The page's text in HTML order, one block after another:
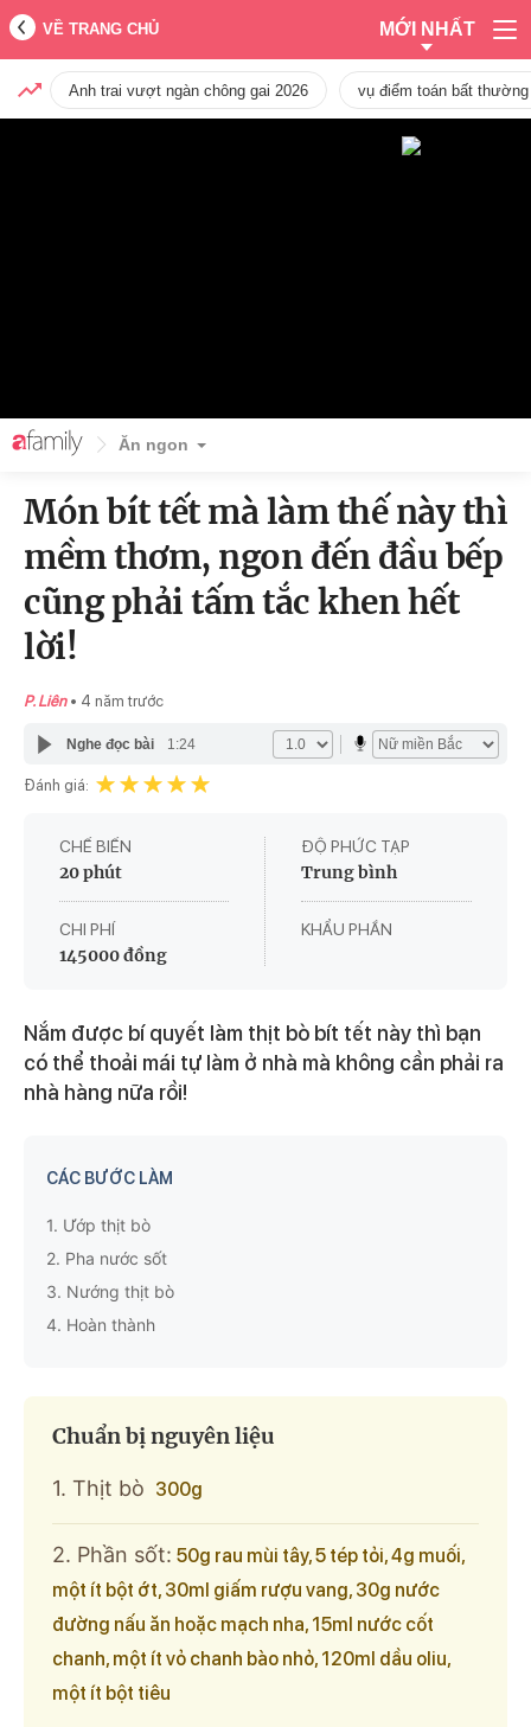
VỀ TRANG CHỦ MỚI NHẤT
Anh trai vượt ngàn chông gai 2026 vụ điểm toán bất
Ăn ngon
Món bít tết mà làm thế này thì
mềm thơm, ngon đến đầu bếp
cũng phải tấm tắc khen hết
lời!
P. Liên 4 năm trước
Nghe đọc bài 1:24
Đánh giá:
CHẾ BIẾN
20 phút
CHI PHÍ
145000 đồng
ĐỘ PHỨC TẠP
Trung bình
KHẨU PHẦN
Nắm được bí quyết làm thịt bò bít tết này thì bạn
có thể thoải mái tự làm ở nhà mà không cần phải ra
nhà hàng nữa rồi!
CÁC BƯỚC LÀM
1. Ướp thịt bò
2. Pha nước sốt
3. Nướng thịt bò
4. Hoàn thành
Chuẩn bị nguyên liệu
1. Thịt bò 300g
2. Phần sốt: 50g rau mùi tây, 5 tép tỏi, 4g muối,
một ít bột ớt, 30ml giấm rượu vang, 30g nước
đường nấu ăn hoặc mạch nha, 15ml nước cốt
chanh, một ít vỏ chanh bào nhỏ, 120ml dầu oliu,
một ít bột tiêu